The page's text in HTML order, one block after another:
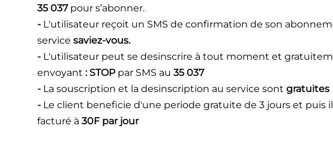
35 037pour s’abonner.
- L'utilisateur reçoit un SMS de confirmation de son
service saviez-vous.
- L'utilisateur peut se desinscrire à tout moment et
envoyant : STOP par SMS au 35 037
-La souscription et la desinscription au service sont gratuites
-Le client beneficie d'une periode gratuite de 3 jours et puis
facturé à 30F par jour